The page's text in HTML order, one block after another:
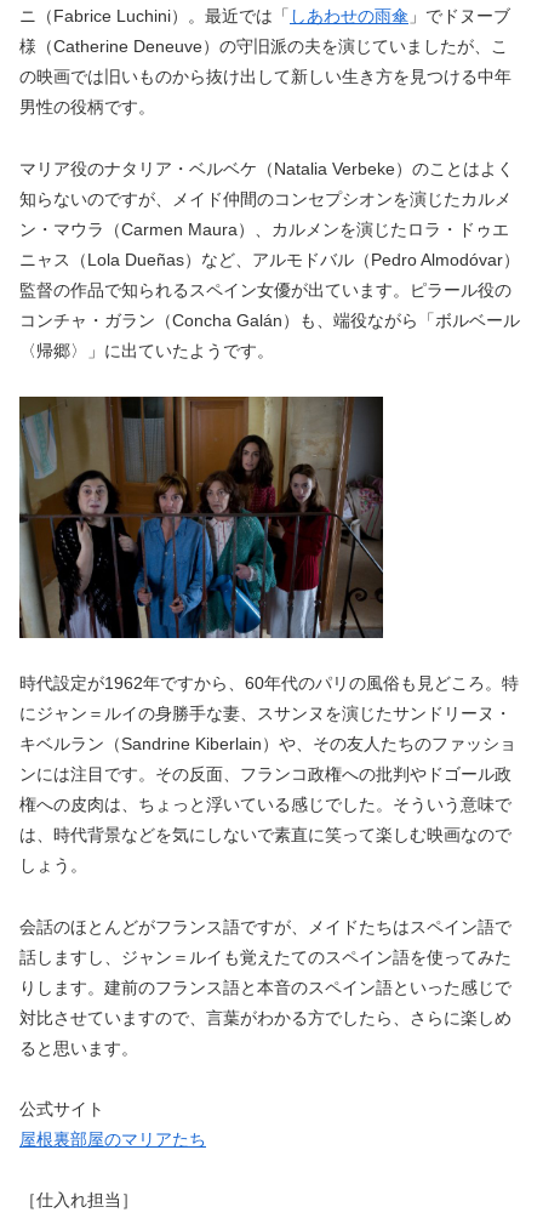
ニ（Fabrice Luchini）。最近では「 しあわせの雨傘 」でドヌーブ
様（Catherine Deneuve）の守旧派の夫を演じていましたが、こ
の映画では旧いものから抜け出して新しい生き方を見つける中年
男性の役柄です。
マリア役のナタリア・ベルベケ（Natalia Verbeke）のことはよく
知らないのですが、メイド仲間のコンセプシオンを演じたカルメ
ン・マウラ（Carmen Maura）、カルメンを演じたロラ・ドゥエ
ニャス（Lola Dueñas）など、アルモドバル（Pedro Almodóvar）
監督の作品で知られるスペイン女優が出ています。ピラール役の
コンチャ・ガラン（Concha Galán）も、端役ながら「ボルベール
〈帰郷〉」に出ていたようです。
時代設定が1962年ですから、60年代のパリの風俗も見どころ。特
にジャン＝ルイの身勝手な妻、スサンヌを演じたサンドリーヌ・
キベルラン（Sandrine Kiberlain）や、その友人たちのファッショ
ンには注目です。その反面、フランコ政権への批判やドゴール政
権への皮肉は、ちょっと浮いている感じでした。そういう意味で
は、時代背景などを気にしないで素直に笑って楽しむ映画なので
しょう。
会話のほとんどがフランス語ですが、メイドたちはスペイン語で
話しますし、ジャン＝ルイも覚えたてのスペイン語を使ってみた
りします。建前のフランス語と本音のスペイン語といった感じで
対比させていますので、言葉がわかる方でしたら、さらに楽しめ
ると思います。
公式サイト
屋根裏部屋のマリアたち
［仕入れ担当］